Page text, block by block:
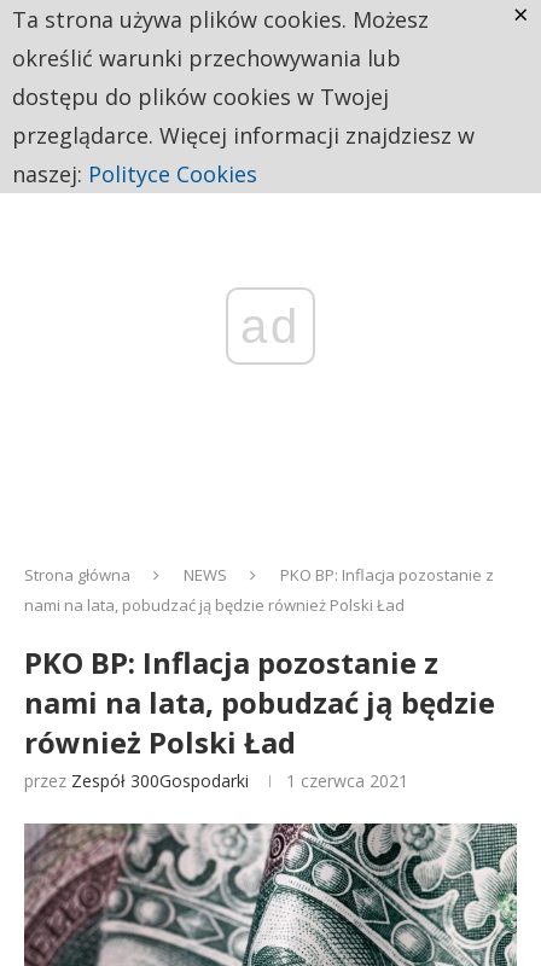
ad
Strona główna NEWS
PKO BP: Inflacja pozostanie z
nami na lata, pobudzać ją będzie również Polski Ład
PKO BP: Inflacja pozostanie z
nami na lata, pobudzać ją będzie
również Polski Ład
przez Zespół 300Gospodarki 1 czerwca 2021
Ta strona używa plików cookies. Możesz
określić warunki przechowywania lub
dostępu do plików cookies w Twojej
przeglądarce. Więcej informacji znajdziesz w
naszej: Polityce Cookies
×